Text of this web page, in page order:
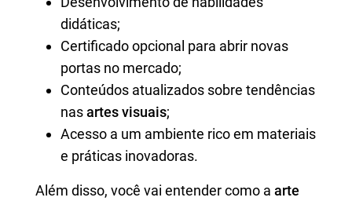
didáticas;
Certificado opcional para abrir novas
portas no mercado;
Conteúdos atualizados sobre tendências
nasartes visuais;
Acesso a um ambiente rico em materiais
e práticas inovadoras.
Além disso, você vai entender como a arte